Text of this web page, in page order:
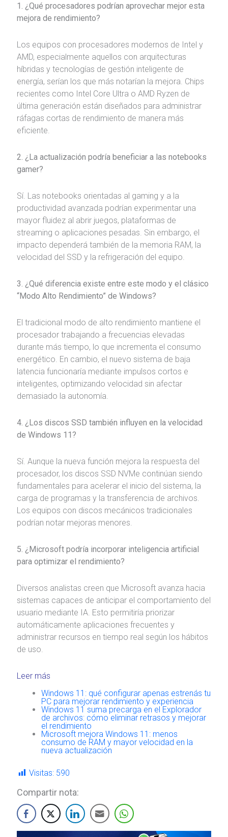
1. ¿Qué procesadores podrían aprovechar mejor esta
mejora de rendimiento?
Los equipos con procesadores modernos de Intel y
AMD, especialmente aquellos con arquitecturas
híbridas y tecnologías de gestión inteligente de
energía, serían los que más notarían la mejora. Chips
recientes como Intel Core Ultra o AMD Ryzen de
última generación están diseñados para administrar
ráfagas cortas de rendimiento de manera más
eficiente.
2. ¿La actualización podría beneficiar a las notebooks
gamer?
Sí. Las notebooks orientadas al gaming y a la
productividad avanzada podrían experimentar una
mayor fluidez al abrir juegos, plataformas de
streaming o aplicaciones pesadas. Sin embargo, el
impacto dependerá también de la memoria RAM, la
velocidad del SSD y la refrigeración del equipo.
3. ¿Qué diferencia existe entre este modo y el clásico
“Modo Alto Rendimiento” de Windows?
El tradicional modo de alto rendimiento mantiene el
procesador trabajando a frecuencias elevadas
durante más tiempo, lo que incrementa el consumo
energético. En cambio, el nuevo sistema de baja
latencia funcionaría mediante impulsos cortos e
inteligentes, optimizando velocidad sin afectar
demasiado la autonomía.
4. ¿Los discos SSD también influyen en la velocidad
de Windows 11?
Sí. Aunque la nueva función mejora la respuesta del
procesador, los discos SSD NVMe continúan siendo
fundamentales para acelerar el inicio del sistema, la
carga de programas y la transferencia de archivos.
Los equipos con discos mecánicos tradicionales
podrían notar mejoras menores.
5. ¿Microsoft podría incorporar inteligencia artificial
para optimizar el rendimiento?
Diversos analistas creen que Microsoft avanza hacia
sistemas capaces de anticipar el comportamiento del
usuario mediante IA. Esto permitiría priorizar
automáticamente aplicaciones frecuentes y
administrar recursos en tiempo real según los hábitos
de uso.
Leer más
Windows 11: qué configurar apenas estrenás tu
PC para mejorar rendimiento y experiencia
Windows 11 suma precarga en el Explorador
de archivos: cómo eliminar retrasos y mejorar
el rendimiento
Microsoft mejora Windows 11: menos
consumo de RAM y mayor velocidad en la
nueva actualización
Visitas: 590
Compartir nota: